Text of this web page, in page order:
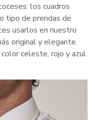
los cuadros
tipo de prendas de
usarlos en nuestro
original y elegante.
celeste, rojo y azul